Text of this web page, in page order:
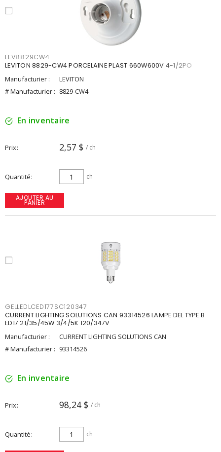
LEV8829CW4
LEVITON 8829-CW4 PORCELAINE PLAST 660W600V 4-1/2PO
Manufacturier :
LEVITON
# Manufacturier : 8829-CW4
En inventaire
Prix 2,57 $ / ch
Quantité ch
AJOUTER AU
PANIER
GELLEDLCED177SC120347
CURRENT LIGHTING SOLUTIONS CAN 93314526 LAMPE DEL TYPE B
ED17 21/35/45W 3/4/5K 120/347V
Manufacturier :
CURRENT LIGHTING SOLUTIONS CAN
# Manufacturier : 93314526
En inventaire
Prix 98,24 $ / ch
Quantité ch